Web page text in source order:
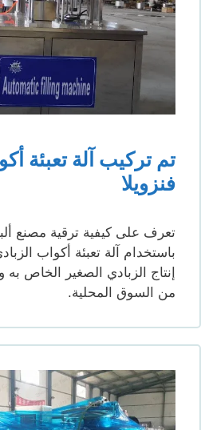
تم تركيب آلة تعبئة
فنزويلا
تعرف على كيفية ترقية مصنع ألبان
باستخدام آلة تعبئة أكواب
إنتاج الزبادي الصغير الخاص به
من السوق المحلية.